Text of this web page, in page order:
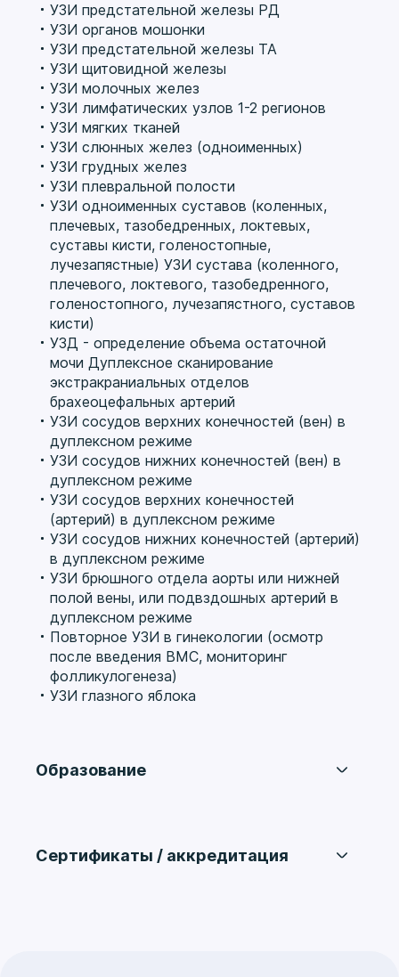
УЗИ предстательной железы РД
УЗИ органов мошонки
УЗИ предстательной железы ТА
УЗИ щитовидной железы
УЗИ молочных желез
УЗИ лимфатических узлов 1-2 регионов
УЗИ мягких тканей
УЗИ слюнных желез (одноименных)
УЗИ грудных желез
УЗИ плевральной полости
УЗИ одноименных суставов (коленных,
плечевых, тазобедренных, локтевых,
суставы кисти, голеностопные,
лучезапястные) УЗИ сустава (коленного,
плечевого, локтевого, тазобедренного,
голеностопного, лучезапястного, суставов
кисти)
УЗД - определение объема остаточной
мочи Дуплексное сканирование
экстракраниальных отделов
брахеоцефальных артерий
УЗИ сосудов верхних конечностей (вен) в
дуплексном режиме
УЗИ сосудов нижних конечностей (вен) в
дуплексном режиме
УЗИ сосудов верхних конечностей
(артерий) в дуплексном режиме
УЗИ сосудов нижних конечностей (артерий)
в дуплексном режиме
УЗИ брюшного отдела аорты или нижней
полой вены, или подвздошных артерий в
дуплексном режиме
Повторное УЗИ в гинекологии (осмотр
после введения ВМС, мониторинг
фолликулогенеза)
УЗИ глазного яблока
Образование
Интернатура
Сертификаты / аккредитация